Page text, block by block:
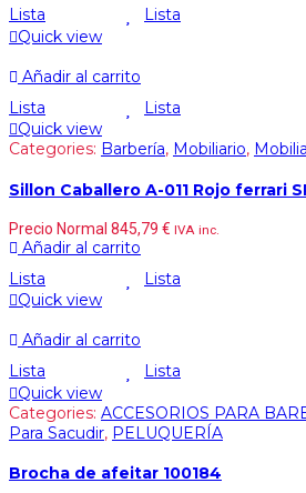
Lista
Lista
Quick view
Añadir al carrito
Lista
Lista
Quick view
Categories: Barbería, Mobiliario,
Sillon Caballero A-011 Rojo ferrari
Precio Normal 845,79 € IVA inc.
Añadir al carrito
Lista
Lista
Quick view
Añadir al carrito
Lista
Lista
Quick view
Categories: ACCESORIOS PARA
Para Sacudir, PELUQUERÍA
Brocha de afeitar 100184